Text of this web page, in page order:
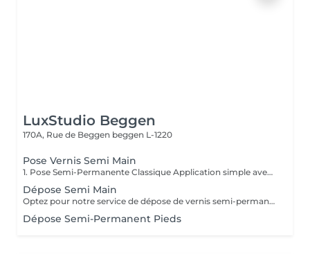
LuxStudio Beggen
170A, Rue de Beggen beggen L-1220
Pose Vernis Semi Main
1. Pose Semi-Permanente Classique Application simple avec une fine couche de base. Idéale pour celles qui souhaitent de la couleur, de la brillance et un léger renfort. Tenue moyenne 2 semaines. 2. Pose Semi + Renfort Combinaison d'une base classique avec une couche de renfort. Offre une meilleure résistance que le semi-permanent classique, parfaite pour les ongles naturels. Moyenne Tenue de 2 à 3 semaines. 3. Pose Semi + Fiber Ultra Base classique combinée à un gel enrichi en fibres, idéale pour les ongles fragiles ou nécessitant un renforcement supplémentaire. Tenue Moyenne 3 à 4 semaines.
Dépose Semi Main
Optez pour notre service de dépose de vernis semi-permanent avec 4 options adaptées à vos besoins : 1. Dépose simple : Retrait de l'ancien vernis semi-permanent.
Dépose Semi-Permanent Pieds